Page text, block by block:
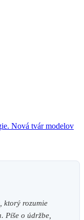
Nová tvár modelov
ktorý rozumie
Píše o údržbe,